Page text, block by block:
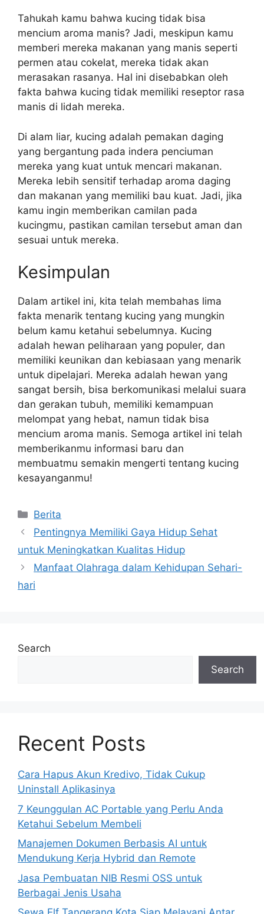
Tahukah kamu bahwa kucing tidak bisa
mencium aroma manis? Jadi, meskipun kamu
memberi mereka makanan yang manis seperti
permen atau cokelat, mereka tidak akan
merasakan rasanya. Hal ini disebabkan oleh
fakta bahwa kucing tidak memiliki reseptor rasa
manis di lidah mereka.
Di alam liar, kucing adalah pemakan daging
yang bergantung pada indera penciuman
mereka yang kuat untuk mencari makanan.
Mereka lebih sensitif terhadap aroma daging
dan makanan yang memiliki bau kuat. Jadi, jika
kamu ingin memberikan camilan pada
kucingmu, pastikan camilan tersebut aman dan
sesuai untuk mereka.
Kesimpulan
Dalam artikel ini, kita telah membahas lima
fakta menarik tentang kucing yang mungkin
belum kamu ketahui sebelumnya. Kucing
adalah hewan peliharaan yang populer, dan
memiliki keunikan dan kebiasaan yang menarik
untuk dipelajari. Mereka adalah hewan yang
sangat bersih, bisa berkomunikasi melalui suara
dan gerakan tubuh, memiliki kemampuan
melompat yang hebat, namun tidak bisa
mencium aroma manis. Semoga artikel ini telah
memberikanmu informasi baru dan
membuatmu semakin mengerti tentang kucing
kesayanganmu!
Categories
Berita
Pentingnya Memiliki Gaya Hidup Sehat
untuk Meningkatkan Kualitas Hidup
Manfaat Olahraga dalam Kehidupan Sehari-
hari
Search
Search
Recent Posts
Cara Hapus Akun Kredivo, Tidak Cukup
Uninstall Aplikasinya
7 Keunggulan AC Portable yang Perlu Anda
Ketahui Sebelum Membeli
Manajemen Dokumen Berbasis AI untuk
Mendukung Kerja Hybrid dan Remote
Jasa Pembuatan NIB Resmi OSS untuk
Berbagai Jenis Usaha